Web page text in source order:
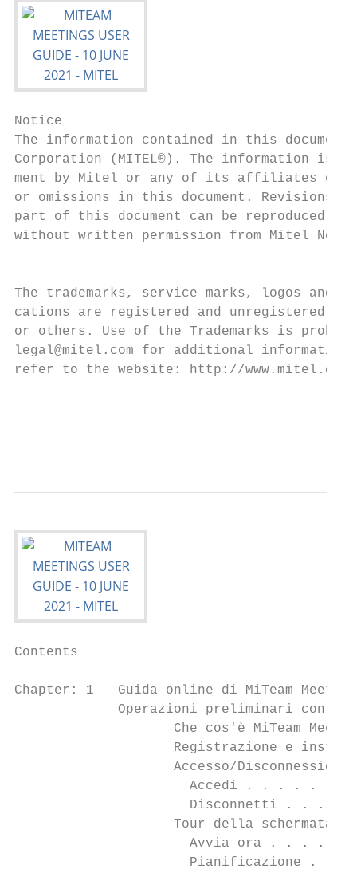
Notice
The information contained in this
Corporation (MITEL®). The information is
ment by Mitel or any of its affiliates or
or omissions in this document. Revisions
part of this document can be reproduced
without written permission from Mitel
The trademarks, service marks, logos
cations are registered and unregistered
or others. Use of the Trademarks is
legal@mitel.com for additional
refer to the website: http://www.mitel.com/
Contents
Chapter: 1   Guida online di
Operazioni preliminari con
Che cos'è MiTeam
Registrazione e
Accesso/
Accedi . . . . . .
Disconnetti . . . .
Tour della schermata
Avvia ora . . . . .
Pianificazione . .